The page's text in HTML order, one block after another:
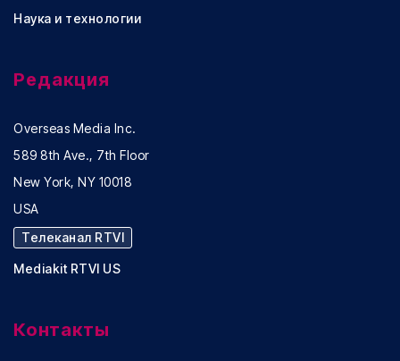
Наука и технологии
Редакция
Overseas Media Inc.
589 8th Ave., 7th Floor
New York, NY 10018
USA
Телеканал RTVI
Mediakit RTVI US
Контакты